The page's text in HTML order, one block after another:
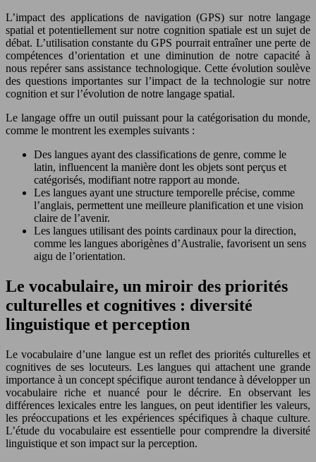
L’impact des applications de navigation (GPS) sur notre langage
spatial et potentiellement sur notre cognition spatiale est un sujet de
débat. L’utilisation constante du GPS pourrait entraîner une perte de
compétences d’orientation et une diminution de notre capacité à
nous repérer sans assistance technologique. Cette évolution soulève
des questions importantes sur l’impact de la technologie sur notre
cognition et sur l’évolution de notre langage spatial.
Le langage offre un outil puissant pour la catégorisation du monde,
comme le montrent les exemples suivants :
Des langues ayant des classifications de genre, comme le
latin, influencent la manière dont les objets sont perçus et
catégorisés, modifiant notre rapport au monde.
Les langues ayant une structure temporelle précise, comme
l’anglais, permettent une meilleure planification et une vision
claire de l’avenir.
Les langues utilisant des points cardinaux pour la direction,
comme les langues aborigènes d’Australie, favorisent un sens
aigu de l’orientation.
Le vocabulaire, un miroir des priorités
culturelles et cognitives : diversité
linguistique et perception
Le vocabulaire d’une langue est un reflet des priorités culturelles et
cognitives de ses locuteurs. Les langues qui attachent une grande
importance à un concept spécifique auront tendance à développer un
vocabulaire riche et nuancé pour le décrire. En observant les
différences lexicales entre les langues, on peut identifier les valeurs,
les préoccupations et les expériences spécifiques à chaque culture.
L’étude du vocabulaire est essentielle pour comprendre la diversité
linguistique et son impact sur la perception.